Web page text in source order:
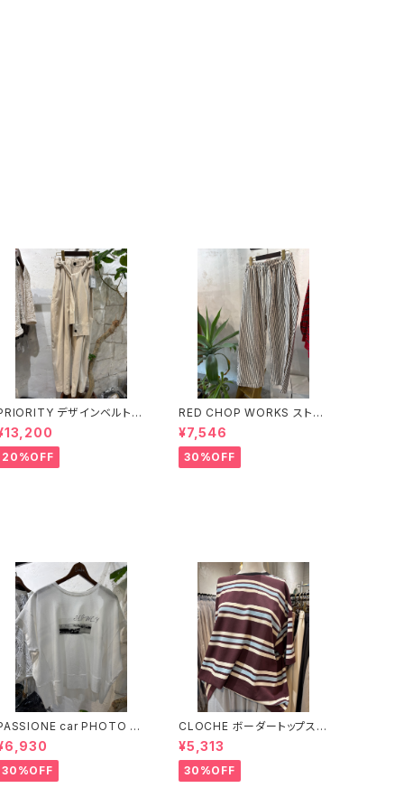
デザインベルトパ
ツ 【P61060AI】
20%OFF
RED CHOP WORKS ストラ
イプ柄パンツ 【36352581】
¥7,546
30%OFF
car PHOTO T
ャツ 【626939】
30%OFF
CLOCHE ボーダートップス
【612-85776】
¥5,313
30%OFF